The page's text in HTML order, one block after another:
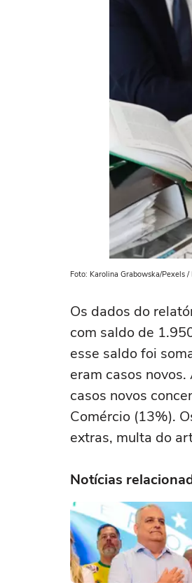
Foto: Karolina Grabowska/Pexels /
Os dados do
com saldo de
esse saldo foi
eram casos
casos novos
Comércio (13%).
extras, multa do
Notícias